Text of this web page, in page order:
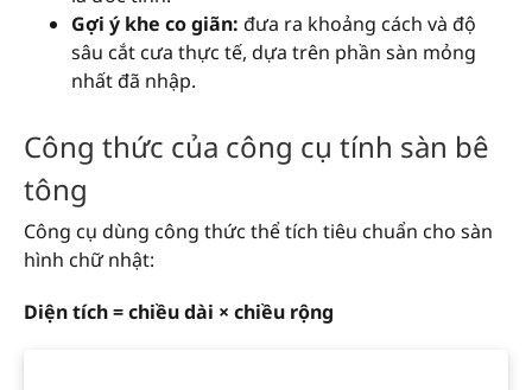
Gợi ý khe co giãn: đưa ra khoảng cách và độ
sâu cắt cưa thực tế, dựa trên phần sàn mỏng
nhất đã nhập.
Công thức của công cụ tính sàn bê
tông
Công cụ dùng công thức thể tích tiêu chuẩn cho sàn
hình chữ nhật:
Diện tích = chiều dài × chiều rộng